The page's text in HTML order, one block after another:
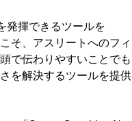
発揮できるツールを
そ、アスリートへのフ
で伝わりやすいことで
を解決するツールを提供